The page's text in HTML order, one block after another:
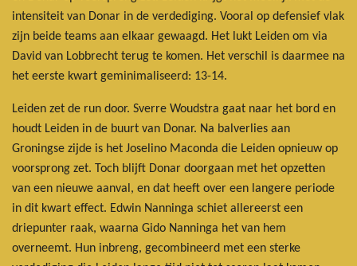
intensiteit van Donar in de verdediging. Vooral op defensief vlak
zijn beide teams aan elkaar gewaagd. Het lukt Leiden om via
David van Lobbrecht terug te komen. Het verschil is daarmee na
het eerste kwart geminimaliseerd: 13-14.
Leiden zet de run door. Sverre Woudstra gaat naar het bord en
houdt Leiden in de buurt van Donar. Na balverlies aan
Groningse zijde is het Joselino Maconda die Leiden opnieuw op
voorsprong zet. Toch blijft Donar doorgaan met het opzetten
van een nieuwe aanval, en dat heeft over een langere periode
in dit kwart effect. Edwin Nanninga schiet allereerst een
driepunter raak, waarna Gido Nanninga het van hem
overneemt. Hun inbreng, gecombineerd met een sterke